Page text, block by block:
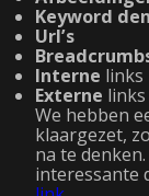
Keyword
Url’s
Interne links
Externe links
We hebben
klaargezet,
na te
interessante